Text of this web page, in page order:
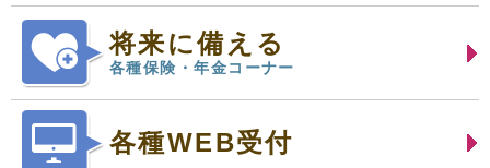
将来に備える
各種保険・年金コーナー
各種WEB受付